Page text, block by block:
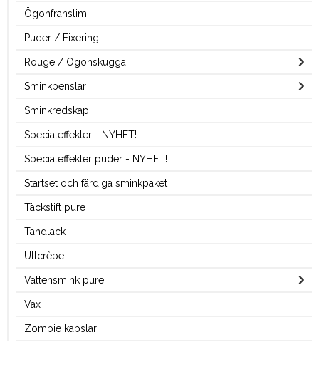
Ögonfranslim
Puder / Fixering
Rouge / Ögonskugga
Sminkpenslar
Sminkredskap
Specialeffekter - NYHET!
Specialeffekter puder - NYHET!
Startset och färdiga sminkpaket
Täckstift pure
Tandlack
Ullcrèpe
Vattensmink pure
Vax
Zombie kapslar